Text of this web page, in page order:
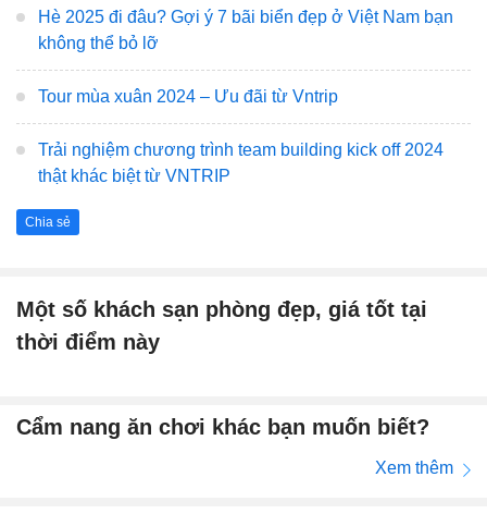
Hè 2025 đi đâu? Gợi ý 7 bãi biển đẹp ở Việt Nam bạn
không thể bỏ lỡ
Tour mùa xuân 2024 – Ưu đãi từ Vntrip
Trải nghiệm chương trình team building kick off 2024
thật khác biệt từ VNTRIP
Chia sẻ
Một số khách sạn phòng đẹp, giá tốt tại
thời điểm này
Cẩm nang ăn chơi khác bạn muốn biết?
Xem thêm